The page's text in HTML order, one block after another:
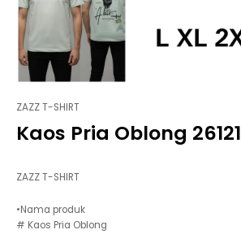
ZAZZ T-SHIRT
Kaos Pria Oblong 26121
ZAZZ T-SHIRT
•Nama produk
# Kaos Pria Oblong